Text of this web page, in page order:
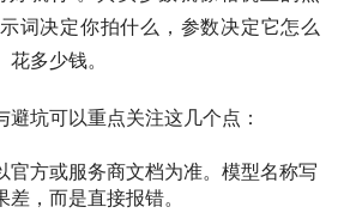
词决定你拍什么，参数决定它怎么
多少钱。
坑可以重点关注这几个点：
官方或服务商文档为准。模型名称写
，而是直接报错。